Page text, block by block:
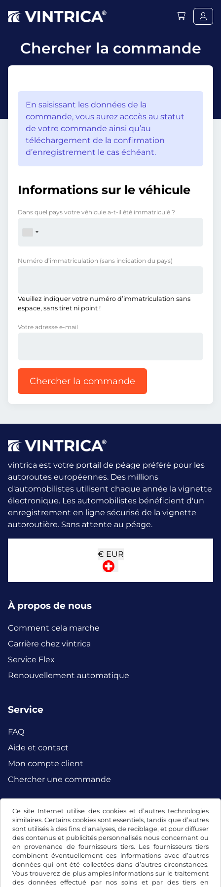
Ce site Internet utilise des cookies et d’autres technologies
similaires. Certains cookies sont essentiels, tandis que d’autres
sont utilisés à des fins d’analyses, de reciblage, et pour diffuser
des contenus et publicités personnalisés nous concernant ou
en provenance de fournisseurs tiers. Les fournisseurs tiers
combinent éventuellement ces informations avec d’autres
données qui ont été collectées dans d’autres circonstances.
Vous trouverez de plus amples informations sur le traitement
des données effectué par nos soins et par des tiers en
Chercher la commande
En saisissant les données de la
commande, vous aurez acccès au statut
de votre commande ainsi qu’au
téléchargement de la confirmation
d’enregistrement le cas échéant.
Informations sur le véhicule
Dans quel pays votre véhicule a-t-il été immatriculé ?
Numéro d’immatriculation (sans indication du pays)
Veuillez indiquer votre numéro d’immatriculation sans
espace, sans tiret ni point !
Votre adresse e-mail
Chercher la commande
vintrica est votre portail de péage préféré pour les
autoroutes européennes. Des millions
d'automobilistes utilisent chaque année la vignette
électronique. Les automobilistes bénéficient d'un
enregistrement en ligne sécurisé de la vignette
autoroutière. Sans attente au péage.
€ EUR
À propos de nous
Comment cela marche
Carrière chez vintrica
Service Flex
Renouvellement automatique
Service
FAQ
Aide et contact
Mon compte client
Chercher une commande
Facebook Instagram